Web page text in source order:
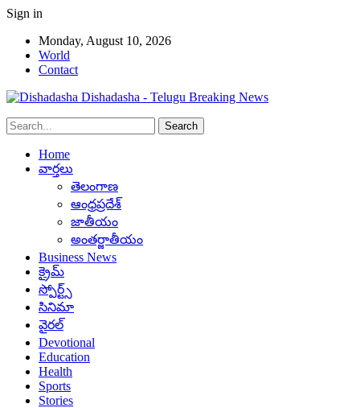
Sign in
Monday, August 10, 2026
World
Contact
Dishadasha - Telugu Breaking News
Home
వార్తలు
తెలంగాణ
ఆంధ్రప్రదేశ్
జాతీయం
అంతర్జాతీయం
Business News
క్రైమ్
స్పోర్ట్స్
సినిమా
వైరల్
Devotional
Education
Health
Sports
Stories